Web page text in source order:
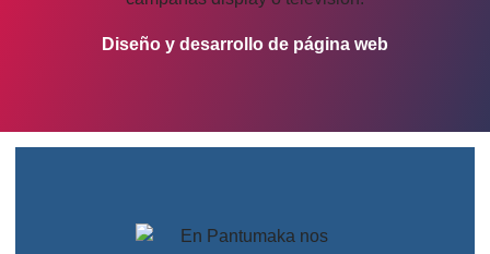
Diseño y desarrollo de página web